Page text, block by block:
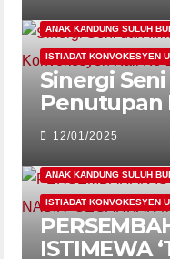
ANAK KANDUNG SULUH
ISTIADAT KONVOKESYEN
Sinergi
Penutupan
UPSI 2024
12/01/2025
ANAK KANDUNG SULUH
ISTIADAT KONVOKESYEN
ISTIMEWA